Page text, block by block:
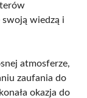
wiedzą i
atmosferze,
zaufania do
okazja do